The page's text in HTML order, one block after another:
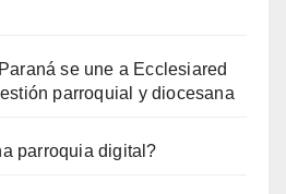
se une a Ecclesiared
parroquial y diocesana
parroquia digital?